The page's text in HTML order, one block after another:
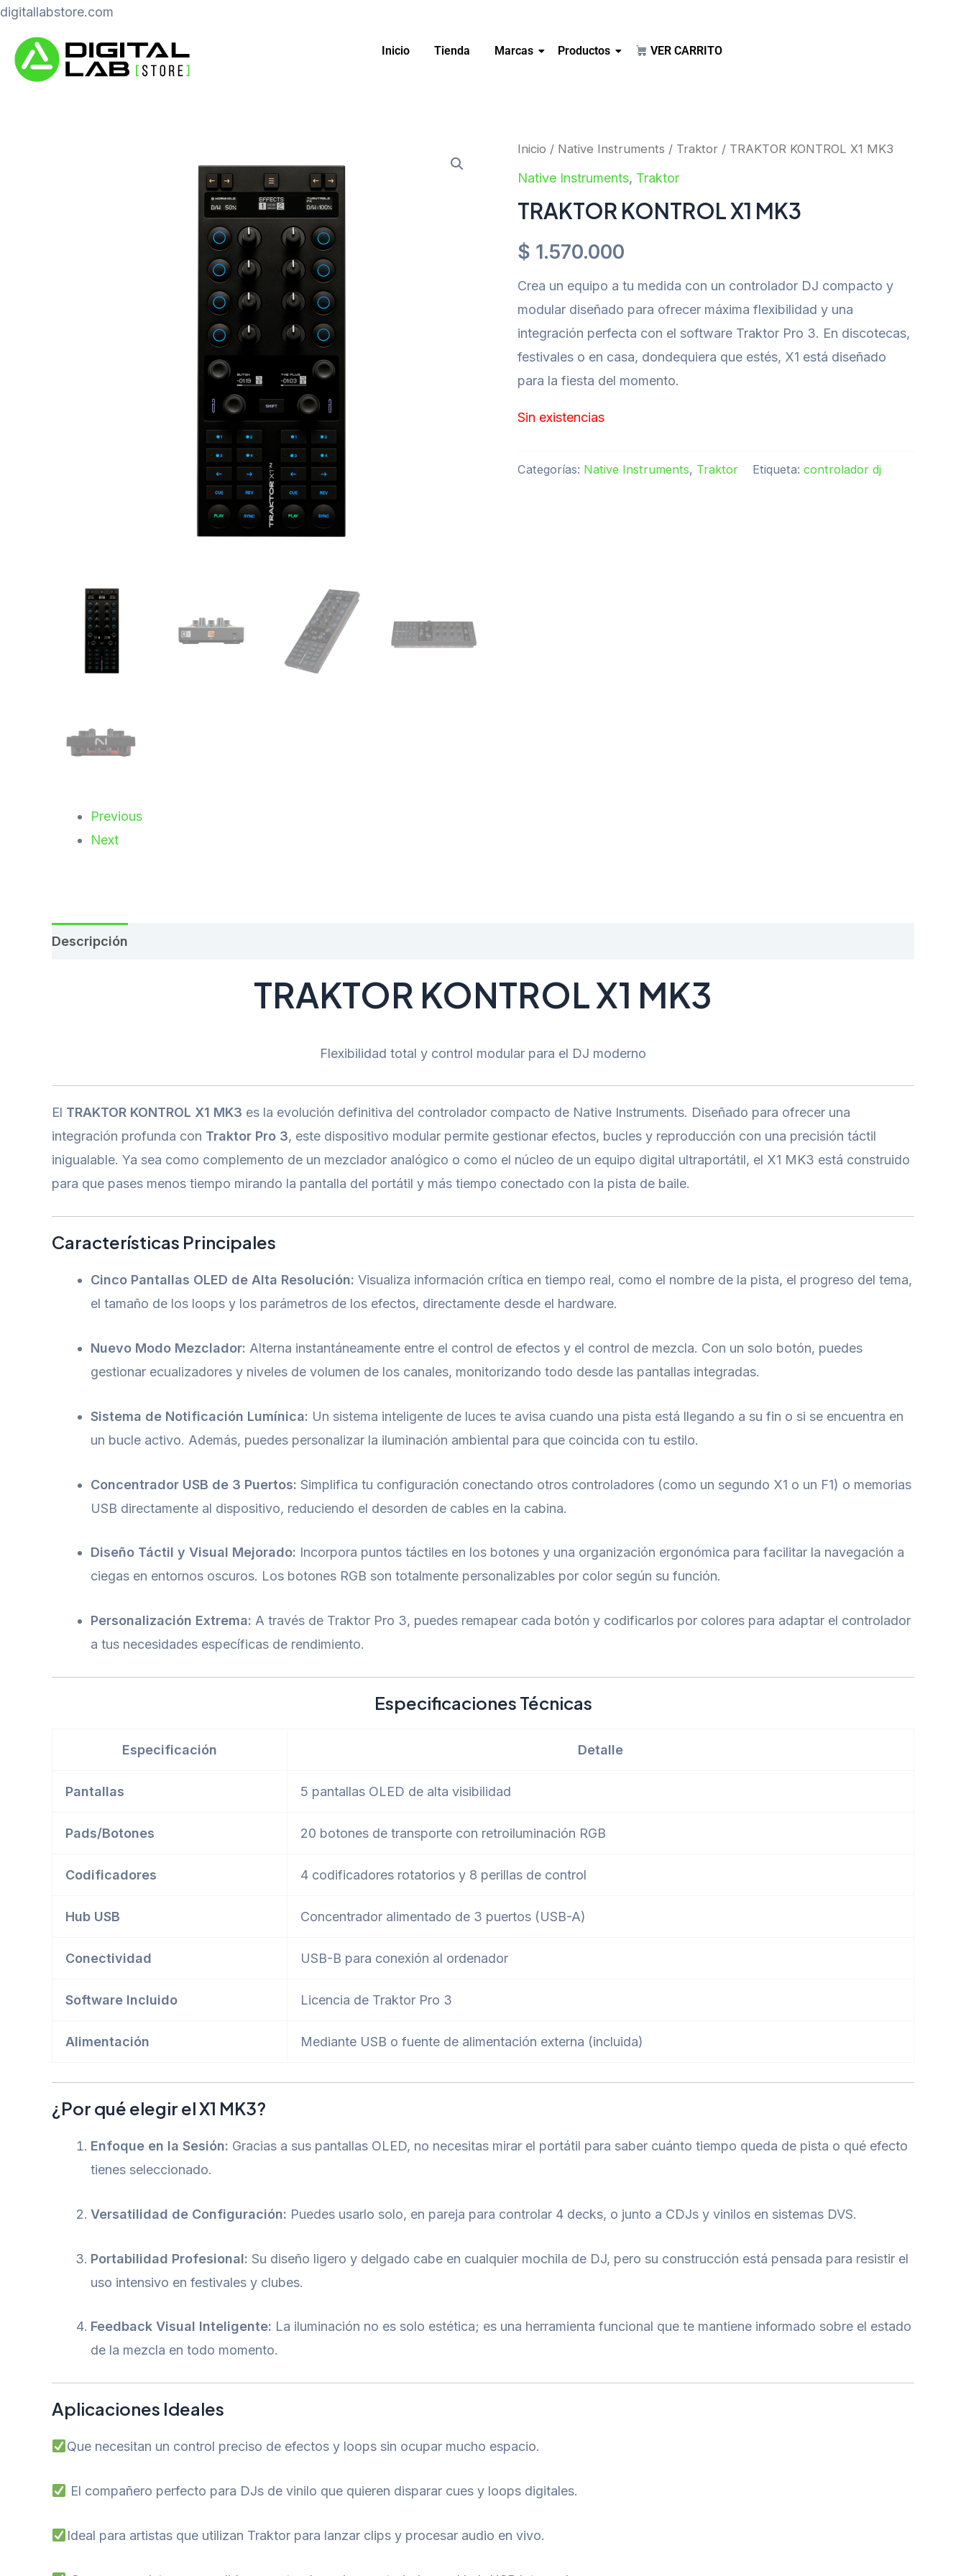
digitallabstore.com
contenido
Inicio Tienda Marcas Productos VER CARRITO
Previous
Next
Inicio / Native Instruments / Traktor / TRAKTOR KONTROL X1 MK3
Native Instruments, Traktor
TRAKTOR KONTROL X1 MK3
$ 1.570.000
Crea un equipo a tu medida con un controlador DJ compacto y
modular diseñado para ofrecer máxima flexibilidad y una
integración perfecta con el software Traktor Pro 3. En discotecas,
festivales o en casa, dondequiera que estés, X1 está diseñado
para la fiesta del momento.
Sin existencias
Categorías: Native Instruments, Traktor Etiqueta: controlador dj
Descripción
TRAKTOR KONTROL X1 MK3
Flexibilidad total y control modular para el DJ moderno
El TRAKTOR KONTROL X1 MK3 es la evolución definitiva del controlador compacto de Native Instruments. Diseñado para ofrecer una
integración profunda con Traktor Pro 3, este dispositivo modular permite gestionar efectos, bucles y reproducción con una precisión táctil
inigualable. Ya sea como complemento de un mezclador analógico o como el núcleo de un equipo digital ultraportátil, el X1 MK3 está construido
para que pases menos tiempo mirando la pantalla del portátil y más tiempo conectado con la pista de baile.
Características Principales
Cinco Pantallas OLED de Alta Resolución: Visualiza información crítica en tiempo real, como el nombre de la pista, el progreso del tema,
el tamaño de los loops y los parámetros de los efectos, directamente desde el hardware.
Nuevo Modo Mezclador: Alterna instantáneamente entre el control de efectos y el control de mezcla. Con un solo botón, puedes
gestionar ecualizadores y niveles de volumen de los canales, monitorizando todo desde las pantallas integradas.
Sistema de Notificación Lumínica: Un sistema inteligente de luces te avisa cuando una pista está llegando a su fin o si se encuentra en
un bucle activo. Además, puedes personalizar la iluminación ambiental para que coincida con tu estilo.
Concentrador USB de 3 Puertos: Simplifica tu configuración conectando otros controladores (como un segundo X1 o un F1) o memorias
USB directamente al dispositivo, reduciendo el desorden de cables en la cabina.
Diseño Táctil y Visual Mejorado: Incorpora puntos táctiles en los botones y una organización ergonómica para facilitar la navegación a
ciegas en entornos oscuros. Los botones RGB son totalmente personalizables por color según su función.
Personalización Extrema: A través de Traktor Pro 3, puedes remapear cada botón y codificarlos por colores para adaptar el controlador
a tus necesidades específicas de rendimiento.
Especificaciones Técnicas
Especificación Detalle
Pantallas 5 pantallas OLED de alta visibilidad
Pads/Botones 20 botones de transporte con retroiluminación RGB
Codificadores 4 codificadores rotatorios y 8 perillas de control
Hub USB Concentrador alimentado de 3 puertos (USB-A)
Conectividad USB-B para conexión al ordenador
Software Incluido Licencia de Traktor Pro 3
Alimentación Mediante USB o fuente de alimentación externa (incluida)
¿Por qué elegir el X1 MK3?
Enfoque en la Sesión: Gracias a sus pantallas OLED, no necesitas mirar el portátil para saber cuánto tiempo queda de pista o qué efecto
tienes seleccionado.
Versatilidad de Configuración: Puedes usarlo solo, en pareja para controlar 4 decks, o junto a CDJs y vinilos en sistemas DVS.
Portabilidad Profesional: Su diseño ligero y delgado cabe en cualquier mochila de DJ, pero su construcción está pensada para resistir el
uso intensivo en festivales y clubes.
Feedback Visual Inteligente: La iluminación no es solo estética; es una herramienta funcional que te mantiene informado sobre el estado
de la mezcla en todo momento.
Aplicaciones Ideales
Que necesitan un control preciso de efectos y loops sin ocupar mucho espacio.
El compañero perfecto para DJs de vinilo que quieren disparar cues y loops digitales.
Ideal para artistas que utilizan Traktor para lanzar clips y procesar audio en vivo.